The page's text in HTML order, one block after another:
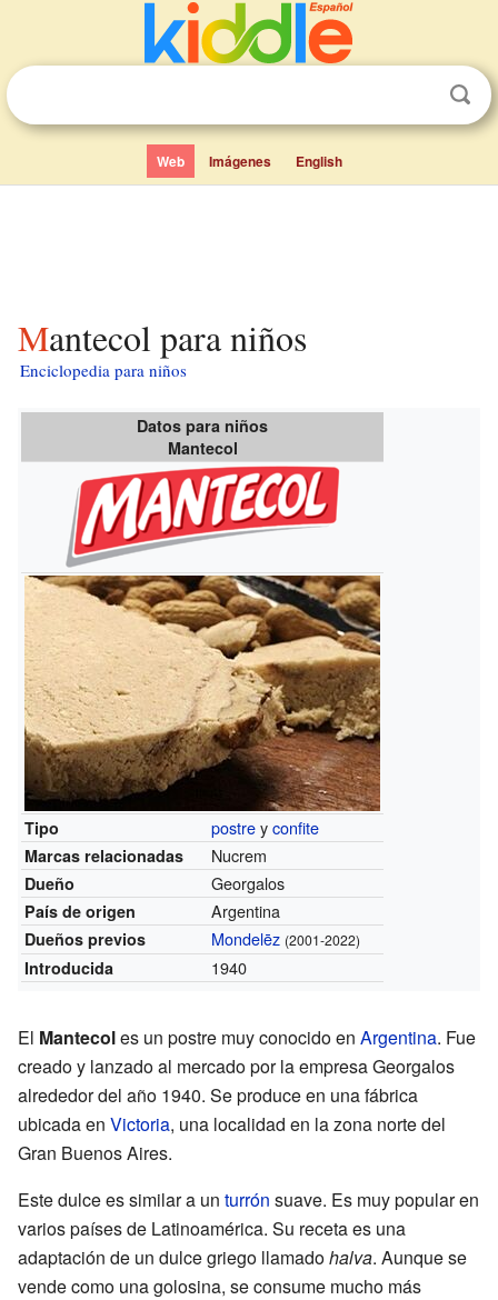
Web Imágenes English
Mantecol para niños
Enciclopedia para niños
Datos para niños
Mantecol
Tipo postreyconfite
Marcas relacionadas Nucrem
Dueño Georgalos
País de origen Argentina
Dueños previos Mondelēz (2001-2022)
Introducida 1940
El Mantecoles un postre muy conocido en Argentina. Fue
creado y lanzado al mercado por la empresa Georgalos
alrededor del año 1940. Se produce en una fábrica
ubicada en Victoria, una localidad en la zona norte del
Gran Buenos Aires.
Este dulce es similar a un turrón suave. Es muy popular en
varios países de Latinoamérica. Su receta es una
adaptación de un dulce griego llamadohalva. Aunque se
vende como una golosina, se consume mucho más